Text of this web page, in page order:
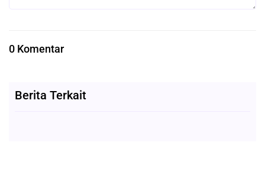
0 Komentar
Berita Terkait